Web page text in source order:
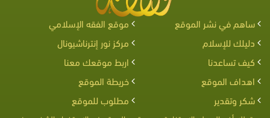
ساهم في نشر الموقع
موقع الفقه الإسلامي
دليلك للإسلام
مركز نور إنترناشيونال
كيف تساعدنا
اربط موقعك معنا
اهداف الموقع
خريطة الموقع
شكر وتقدير
مطلوب للموقع